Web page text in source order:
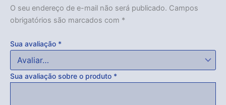
O seu endereço de e-mail não será publicado. Campos
obrigatórios são marcados com *
Sua avaliação *
Sua avaliação sobre o produto *